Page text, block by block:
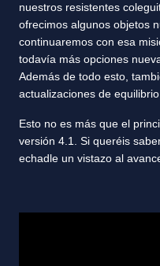
nuestros resistentes
ofrecimos algunos objetos
continuaremos con esa
todavía más opciones
Además de todo esto,
actualizaciones de
Esto no es más que el
versión 4.1. Si queréis
echadle un vistazo al